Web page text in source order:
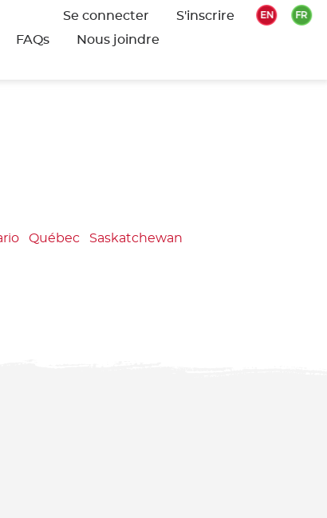
FAQs Nous joindre
Se connecter S'inscrire
Québec
Saskatchewan